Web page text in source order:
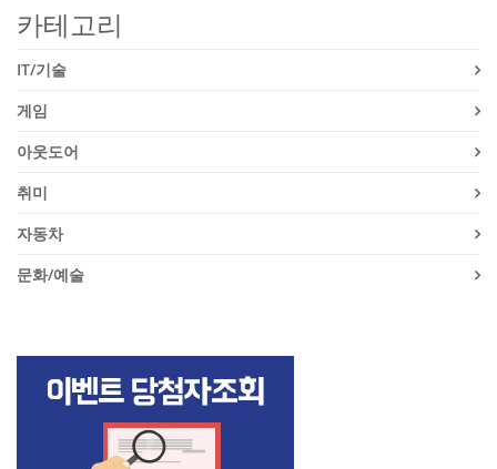
카테고리
IT/기술
게임
아웃도어
취미
자동차
문화/예술